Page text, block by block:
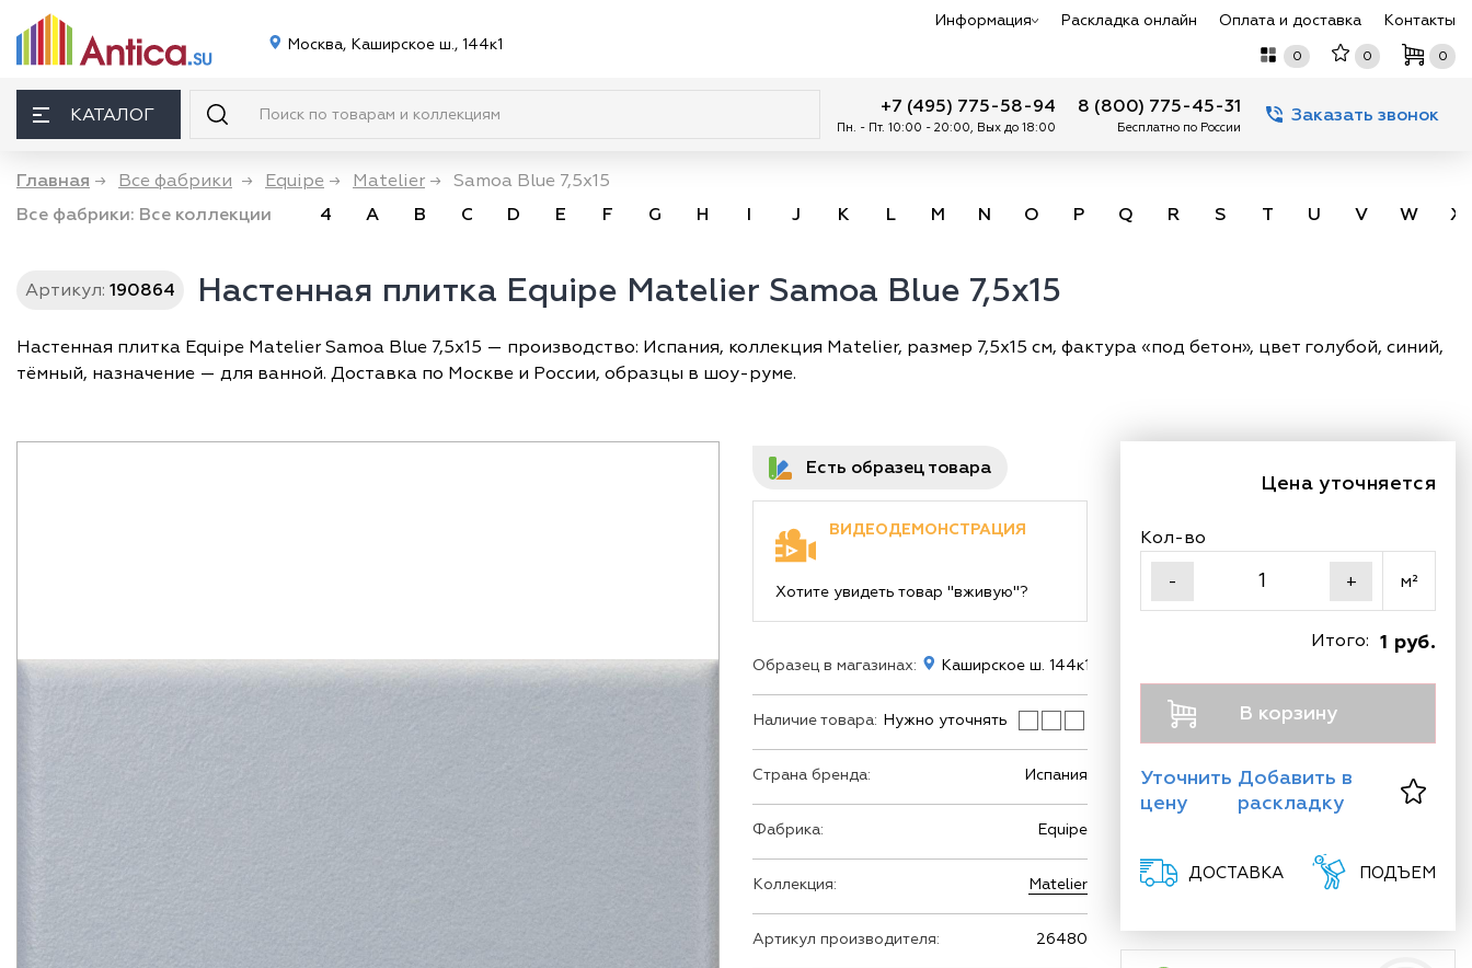
Москва, Каширское ш., 144к1
Информация Раскладка онлайн Оплата и доставка Контакты
0 0 0
КАТАЛОГ +7 (495) 775-58-94
Пн. - Пт. 10:00 - 20:00, Вых до 18:00
8 (800) 775-45-31
Бесплатно по России
Заказать звонок
Главная → Все фабрики → Equipe → Matelier → Samoa Blue 7,5x15
Все фабрики: Все коллекции 4 A B C D E F G H I J K L M N O P Q R S T U V W X
Артикул: 190864 Настенная плитка Equipe Matelier Samoa Blue 7,5x15
Настенная плитка Equipe Matelier Samoa Blue 7,5x15 — производство: Испания, коллекция Matelier, размер 7,5х15 см, фактура «под бетон», цвет голубой, синий,
тёмный, назначение — для ванной. Доставка по Москве и России, образцы в шоу-руме.
Есть образец товара
ВИДЕОДЕМОНСТРАЦИЯ
Хотите увидеть товар "вживую"?
Образец в магазинах: Каширское ш. 144к1
Наличие товара: Нужно уточнять
Страна бренда: Испания
Фабрика: Equipe
Коллекция: Matelier
Артикул производителя: 26480
Цена уточняется
Кол-во
-
+ м²
1 руб.
Итого:
В корзину
Уточнить
цену
Добавить в
раскладку
ДОСТАВКА ПОДЪЕМ